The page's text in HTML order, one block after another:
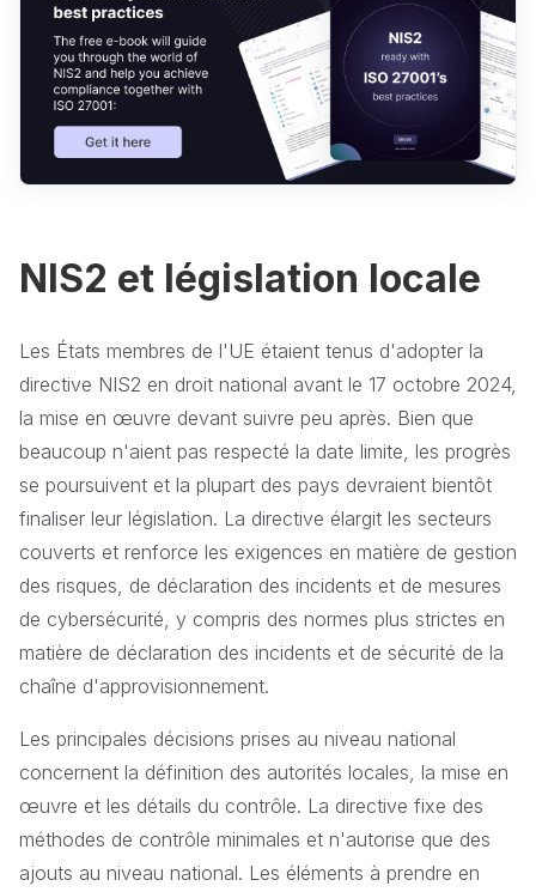
NIS2 et législation locale
Les États membres de l'UE étaient tenus d'adopter la
directive NIS2 en droit national avant le 17 octobre 2024,
la mise en œuvre devant suivre peu après. Bien que
beaucoup n'aient pas respecté la date limite, les progrès
se poursuivent et la plupart des pays devraient bientôt
finaliser leur législation. La directive élargit les secteurs
couverts et renforce les exigences en matière de gestion
des risques, de déclaration des incidents et de mesures
de cybersécurité, y compris des normes plus strictes en
matière de déclaration des incidents et de sécurité de la
chaîne d'approvisionnement.
Les principales décisions prises au niveau national
concernent la définition des autorités locales, la mise en
œuvre et les détails du contrôle. La directive fixe des
méthodes de contrôle minimales et n'autorise que des
ajouts au niveau national. Les éléments à prendre en